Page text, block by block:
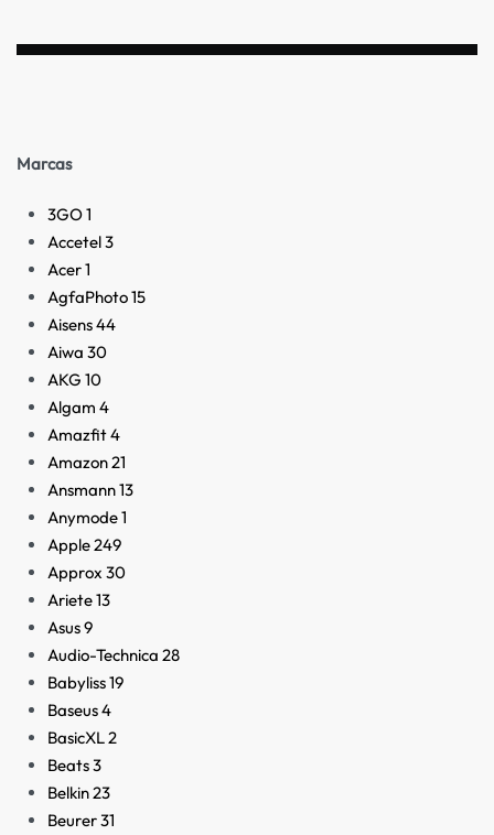
Marcas
3GO1
Accetel3
Acer1
AgfaPhoto15
Aisens44
Aiwa 30
AKG 10
Algam 4
Amazfit4
Amazon21
Ansmann13
Anymode1
Apple249
Approx 30
Ariete13
Asus9
Audio-Technica 28
Babyliss19
Baseus4
BasicXL2
Beats3
Belkin23
Beurer31